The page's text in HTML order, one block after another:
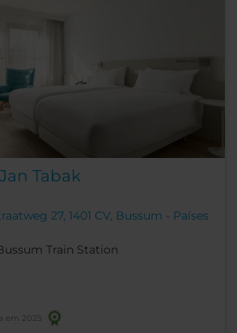
Tabak
27, 1401 CV, Bussum - Países
Train Station
em 2025